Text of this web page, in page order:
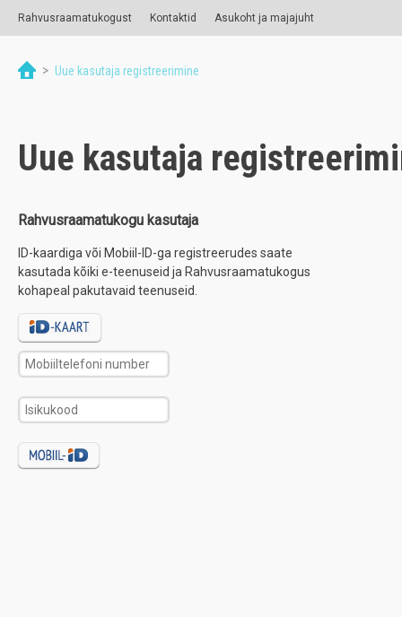
Rahvusraamatukogust Kontaktid Asukoht ja majajuht
> Uue kasutaja registreerimine
Uue kasutaja
Rahvusraamatukogu kasutaja
ID-kaardiga või Mobiil-ID-ga registreerudes saate
kasutada kõiki e-teenuseid ja Rahvusraamatukogus
kohapeal pakutavaid teenuseid.